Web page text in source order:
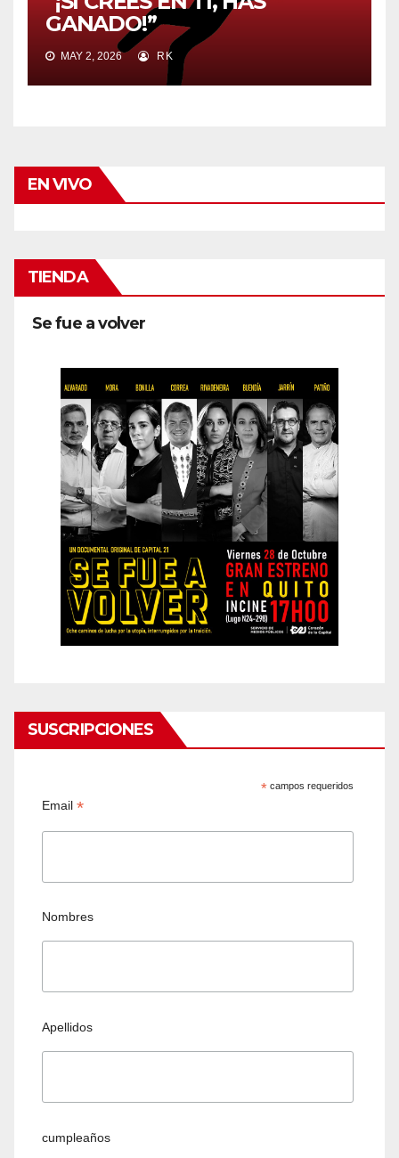
GANADO!”
MAY 2, 2026 RK
EN VIVO
TIENDA
Se fue a volver
SUSCRIPCIONES
* campos requeridos
Email*
Nombres
Apellidos
cumpleaños